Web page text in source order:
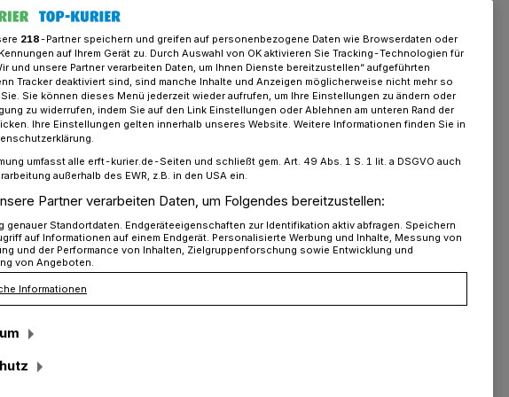
zu bieten!
zu bieten!
auf dem Foto oben gemeinsam?
Vereinen und Institutionen
Jüchen ist. Und das möchten sie
– Jüchens Stadtfest“ am 12.
218-Partner speichern und greifen auf personenbezogene Daten wie Browserdaten oder
auf Ihrem Gerät zu. Durch Auswahl von OK aktivieren Sie Tracking-Technologien für
und unsere Partner verarbeiten Daten, um Ihnen Dienste bereitzustellen“ aufgeführten
Tracker deaktiviert sind, sind manche Inhalte und Anzeigen möglicherweise nicht mehr so
Sie können dieses Menü jederzeit wieder aufrufen, um Ihre Einstellungen zu ändern oder
zu widerrufen, indem Sie auf den Link Einstellungen oder Ablehnen am unteren Rand der
Ihre Einstellungen gelten innerhalb unseres Website. Weitere Informationen finden Sie in
umfasst alle erft-kurier.de-Seiten und schließt gem. Art. 49 Abs. 1 S. 1 lit. a DSGVO auch
außerhalb des EWR, z.B. in den USA ein.
Partner verarbeiten Daten, um Folgendes bereitzustellen:
genauer Standortdaten. Endgeräteeigenschaften zur Identifikation aktiv abfragen. Speichern
auf Informationen auf einem Endgerät. Personalisierte Werbung und Inhalte, Messung von
und der Performance von Inhalten, Zielgruppenforschung sowie Entwicklung und
von Angeboten.
Informationen